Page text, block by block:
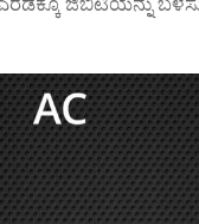
ಜಿಬಿಟಿಯನ್ನು